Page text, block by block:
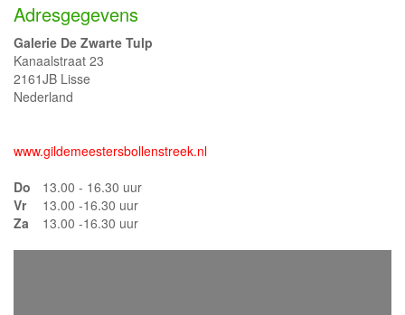
Adresgegevens
Galerie De Zwarte Tulp
Kanaalstraat 23
2161JB Lisse
Nederland
www.gildemeestersbollenstreek.nl
Do
13.00 - 16.30 uur
Vr
13.00 -16.30 uur
Za
13.00 -16.30 uur